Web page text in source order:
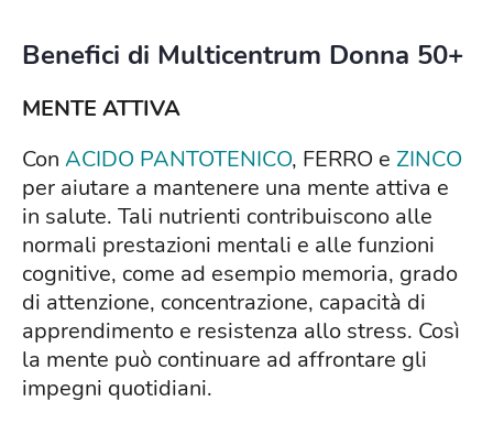
Benefici di Multicentrum Donna 50+
MENTE ATTIVA
Con ACIDO PANTOTENICO, FERRO e ZINCO
per aiutare a mantenere una mente attiva e
in salute. Tali nutrienti contribuiscono alle
normali prestazioni mentali e alle funzioni
cognitive, come ad esempio memoria, grado
di attenzione, concentrazione, capacità di
apprendimento e resistenza allo stress. Così
la mente può continuare ad affrontare gli
impegni quotidiani.